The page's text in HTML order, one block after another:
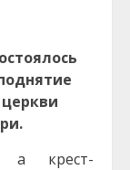
а крест-